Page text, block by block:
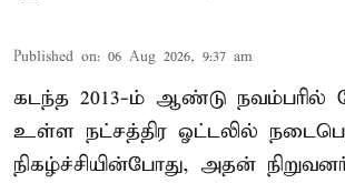
Published on: 06 Aug 2026, 9:37 am
கடந்த 2013-ம் ஆண்டு நவம்பரில்
உள்ள நட்சத்திர ஓட்டலில்
நிகழ்ச்சியின்போது, அதன்